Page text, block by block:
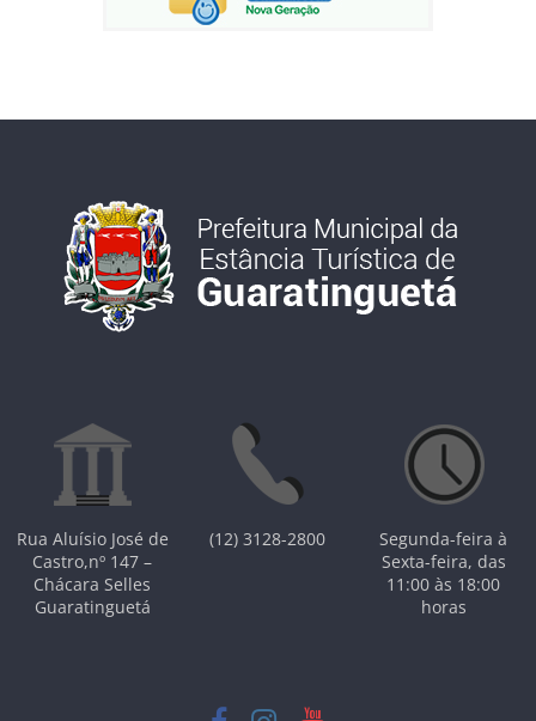
Rua Aluísio José de
Castro,nº 147 –
Chácara Selles
Guaratinguetá
(12) 3128-2800
Segunda-feira à
Sexta-feira, das
11:00 às 18:00
horas